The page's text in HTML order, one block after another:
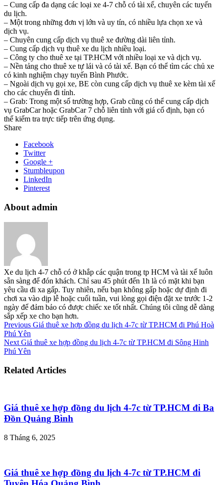
– Cung cấp đa dạng các loại xe 4-7 chỗ có tài xế, chuyên các tuyến
du lịch.
– Một trong những đơn vị lớn và uy tín, có nhiều lựa chọn xe và
dịch vụ.
– Chuyên cung cấp dịch vụ thuê xe đường dài liên tỉnh.
– Cung cấp dịch vụ thuê xe du lịch nhiều loại.
– Công ty cho thuê xe tại TP.HCM với nhiều loại xe và dịch vụ.
– Nền tảng cho thuê xe tự lái và có tài xế. Bạn có thể tìm các chủ xe
có kinh nghiệm chạy tuyến Bình Phước.
– Ngoài dịch vụ gọi xe, BE còn cung cấp dịch vụ thuê xe kèm tài xế
cho các chuyến đi tỉnh.
– Grab: Trong một số trường hợp, Grab cũng có thể cung cấp dịch
vụ GrabCar hoặc GrabCar 7 chỗ liên tỉnh với giá cố định, bạn có
thể kiểm tra trực tiếp trên ứng dụng.
Share
Facebook
Twitter
Google +
Stumbleupon
LinkedIn
Pinterest
About admin
Xe du lịch 4-7 chỗ có ở khắp các quận trong tp HCM và tài xế luôn
sẵn sàng để đón khách. Chỉ sau 45 phút đến 1h là có mặt khi bạn
yêu cầu đi xa gấp. Tuy nhiên, nếu bạn không gấp hoặc dự định đi
chơi xa vào dịp lễ hoặc cuối tuần, vui lòng gọi điện đặt xe trước 1-2
ngày để đảm bảo có được chiếc xe tốt nhất. Chúng tôi cũng dễ dàng
sắp xếp xe cho bạn hơn.
Previous Giá thuê xe hợp đồng du lịch 4-7c từ TP.HCM đi Phú Hoà
Phú Yên
Next Giá thuê xe hợp đồng du lịch 4-7c từ TP.HCM đi Sông Hinh
Phú Yên
Related Articles
Giá thuê xe hợp đồng du lịch 4-7c từ TP.HCM đi Ba
Đồn Quảng Bình
8 Tháng 6, 2025
Giá thuê xe hợp đồng du lịch 4-7c từ TP.HCM đi